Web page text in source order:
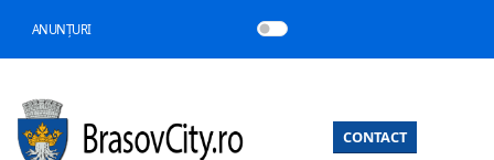
ANUNȚURI
CONTACT